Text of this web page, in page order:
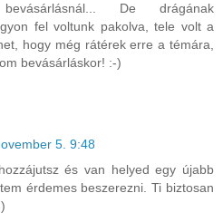
De drágának
fel voltunk pakolva, tele volt a
hogy még rátérek erre a témára,
bevásárláskor! :-)
5. 9:48
és van helyed egy újabb
érdemes beszerezni. Ti biztosan